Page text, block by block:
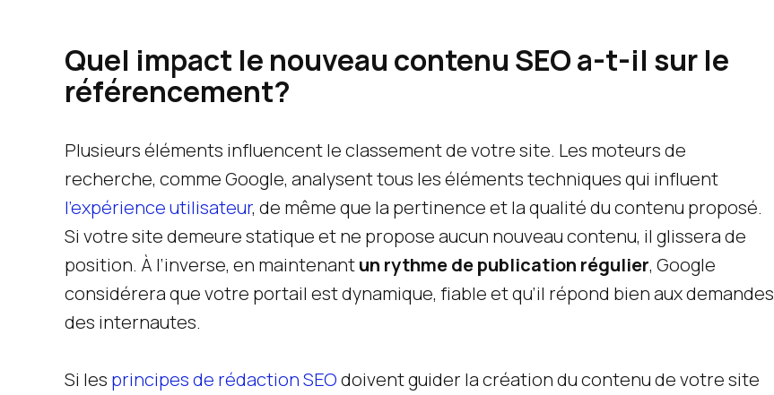
Quel impact le nouveau contenu SEO a-t-il sur le
référencement?
Plusieurs éléments influencent le classement de votre site. Les moteurs de
recherche, comme Google, analysent tous les éléments techniques qui influent
l’expérience utilisateur, de même que la pertinence et la qualité du contenu proposé.
Si votre site demeure statique et ne propose aucun nouveau contenu, il glissera de
position. À l’inverse, en maintenantun rythme de publication régulier, Google
considérera que votre portail est dynamique, fiable et qu’il répond bien aux demandes
des internautes.
Si les principes de rédaction SEOdoivent guider la création du contenu de votre site